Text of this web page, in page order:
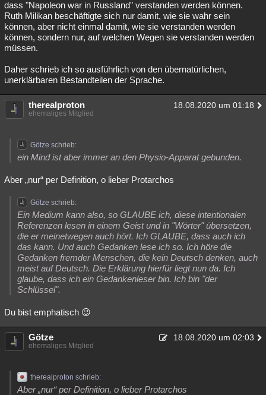
dass "Napoleon war in Russland" verstanden werden können.
Ruth Milikan beschäftigte sich nur damit, wie sie wahr sein
können, aber nicht einmal damit, wie sie verstanden werden
können, sondern nur, auf welchen Wegen sie verstanden werden
müssen.
Daher schrieb ich so ausführlich von den übernatürlichen,
unerklärbaren Bestandteilen der Sprache.
therealproton 18.08.2020 um 01:18
ehemaliges Mitglied
Götze schrieb:
ein Mind ist aber immer an den Physio-Apparat gebunden.
Aber „nur“ per Definition, o lieber Protarchos
Götze schrieb:
Ein Medium kann also, so GLAUBE ich, diese intentionalen
Referenzen lesen in einem Geist und in "Wörter" übersetzen,
die er meinetwegen auch hört. Ich GLAUBE, dass auch ich
das kann. Und auch Gedanken lese ich so. Ich höre die
Gedanken fremder Menschen, die kein Deutsch denken, auch
meist auf Deutsch. Die Erklärung hierfür liegt nun da. Ich
glaube, dass ich ein Gedankenleser bin. Ich bin "der
Schlüssel".
Du bist emphatisch 😉
Götze 18.08.2020 um 02:03
ehemaliges Mitglied
therealproton schrieb:
Aber „nur“ per Definition, o lieber Protarchos